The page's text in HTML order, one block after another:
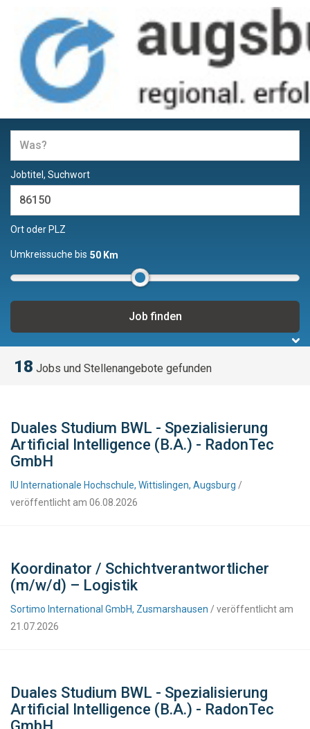
Jobs und Stellenangebote in
Augsburg
Jobtitel, Suchwort
Ort oder PLZ
Umkreissuche bis 50 Km
18 Jobs und Stellenangebote gefunden
Duales Studium BWL - Spezialisierung
Artificial Intelligence (B.A.) - RadonTec
GmbH
IU Internationale Hochschule, Wittislingen, Augsburg /
veröffentlicht am 06.08.2026
Koordinator / Schichtverantwortlicher
(m/w/d) – Logistik
Sortimo International GmbH, Zusmarshausen / veröffentlicht am
21.07.2026
Duales Studium BWL - Spezialisierung
Artificial Intelligence (B.A.) - RadonTec